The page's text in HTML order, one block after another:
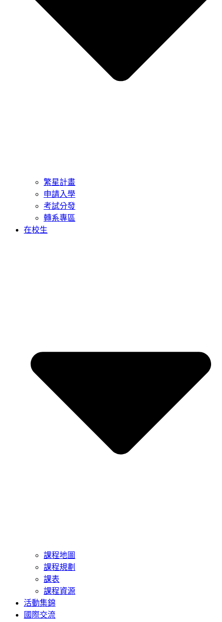
繁星計畫
申請入學
考試分發
轉系專區
在校生
課程地圖
課程規劃
課表
課程資源
活動集錦
國際交流